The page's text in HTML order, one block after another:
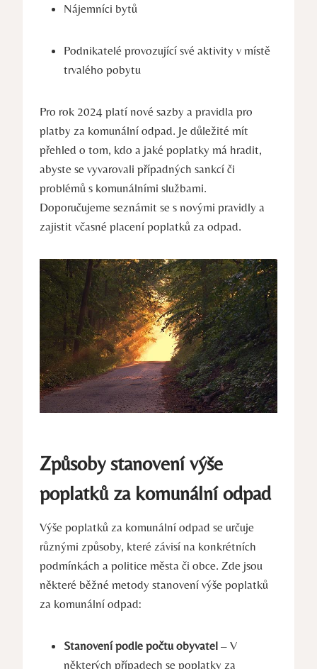
Nájemníci bytů
Podnikatelé provozující své aktivity v místě
trvalého pobytu
Pro rok 2024 platí nové sazby a pravidla pro
platby za komunální odpad. Je důležité mít
přehled o tom, kdo a jaké poplatky má hradit,
abyste se vyvarovali případných sankcí či
problémů s komunálními službami.
Doporučujeme seznámit se s novými pravidly a
zajistit včasné placení poplatků za odpad.
Způsoby stanovení výše
poplatků za komunální odpad
Výše poplatků za komunální odpad se určuje
různými způsoby, které závisí na konkrétních
podmínkách a politice města či obce. Zde jsou
některé běžné metody stanovení výše poplatků
za komunální odpad:
Stanovení podle počtu obyvatel – V
některých případech se poplatky za